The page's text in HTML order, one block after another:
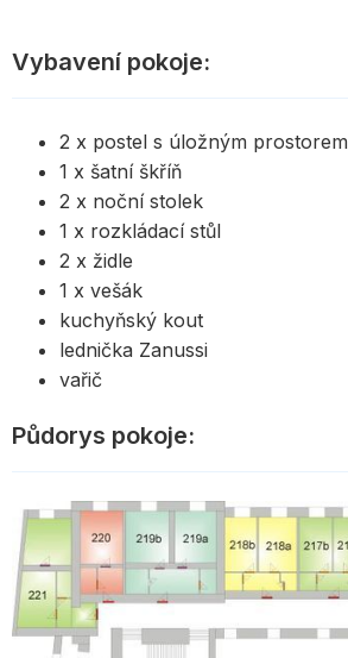
Půdorys pokoje:
Vybavení pokoje:
2 x postel s úložným prostorem
1 x šatní škříň
2 x noční stolek
1 x rozkládací stůl
2 x židle
1 x vešák
kuchyňský kout
lednička Zanussi
vařič